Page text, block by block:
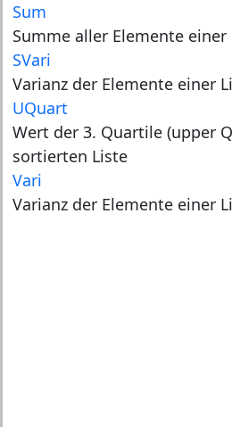
Sum
Summe aller Elemente einer
SVari
Varianz der Elemente einer
UQuart
Wert der 3. Quartile (upper
sortierten Liste
Vari
Varianz der Elemente einer